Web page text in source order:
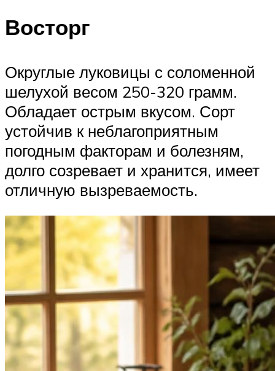
Восторг
Округлые луковицы с соломенной
шелухой весом 250-320 грамм.
Обладает острым вкусом. Сорт
устойчив к неблагоприятным
погодным факторам и болезням,
долго созревает и хранится, имеет
отличную вызреваемость.